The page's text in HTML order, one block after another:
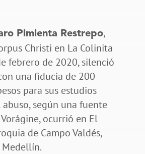
Pimienta Restrepo,
Christi en La Colinita
febrero de 2020, silenció
una fiducia de 200
para sus estudios
abuso, según una fuente
ocurrió en El
de Campo Valdés,